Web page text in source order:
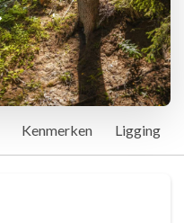
Kenmerken Ligging